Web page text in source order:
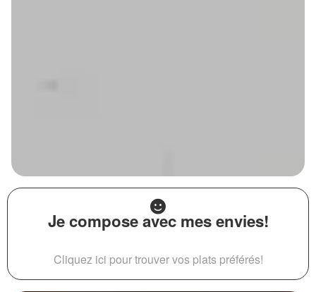
Je compose avec mes envies!
Cliquez ici pour trouver vos plats préférés!